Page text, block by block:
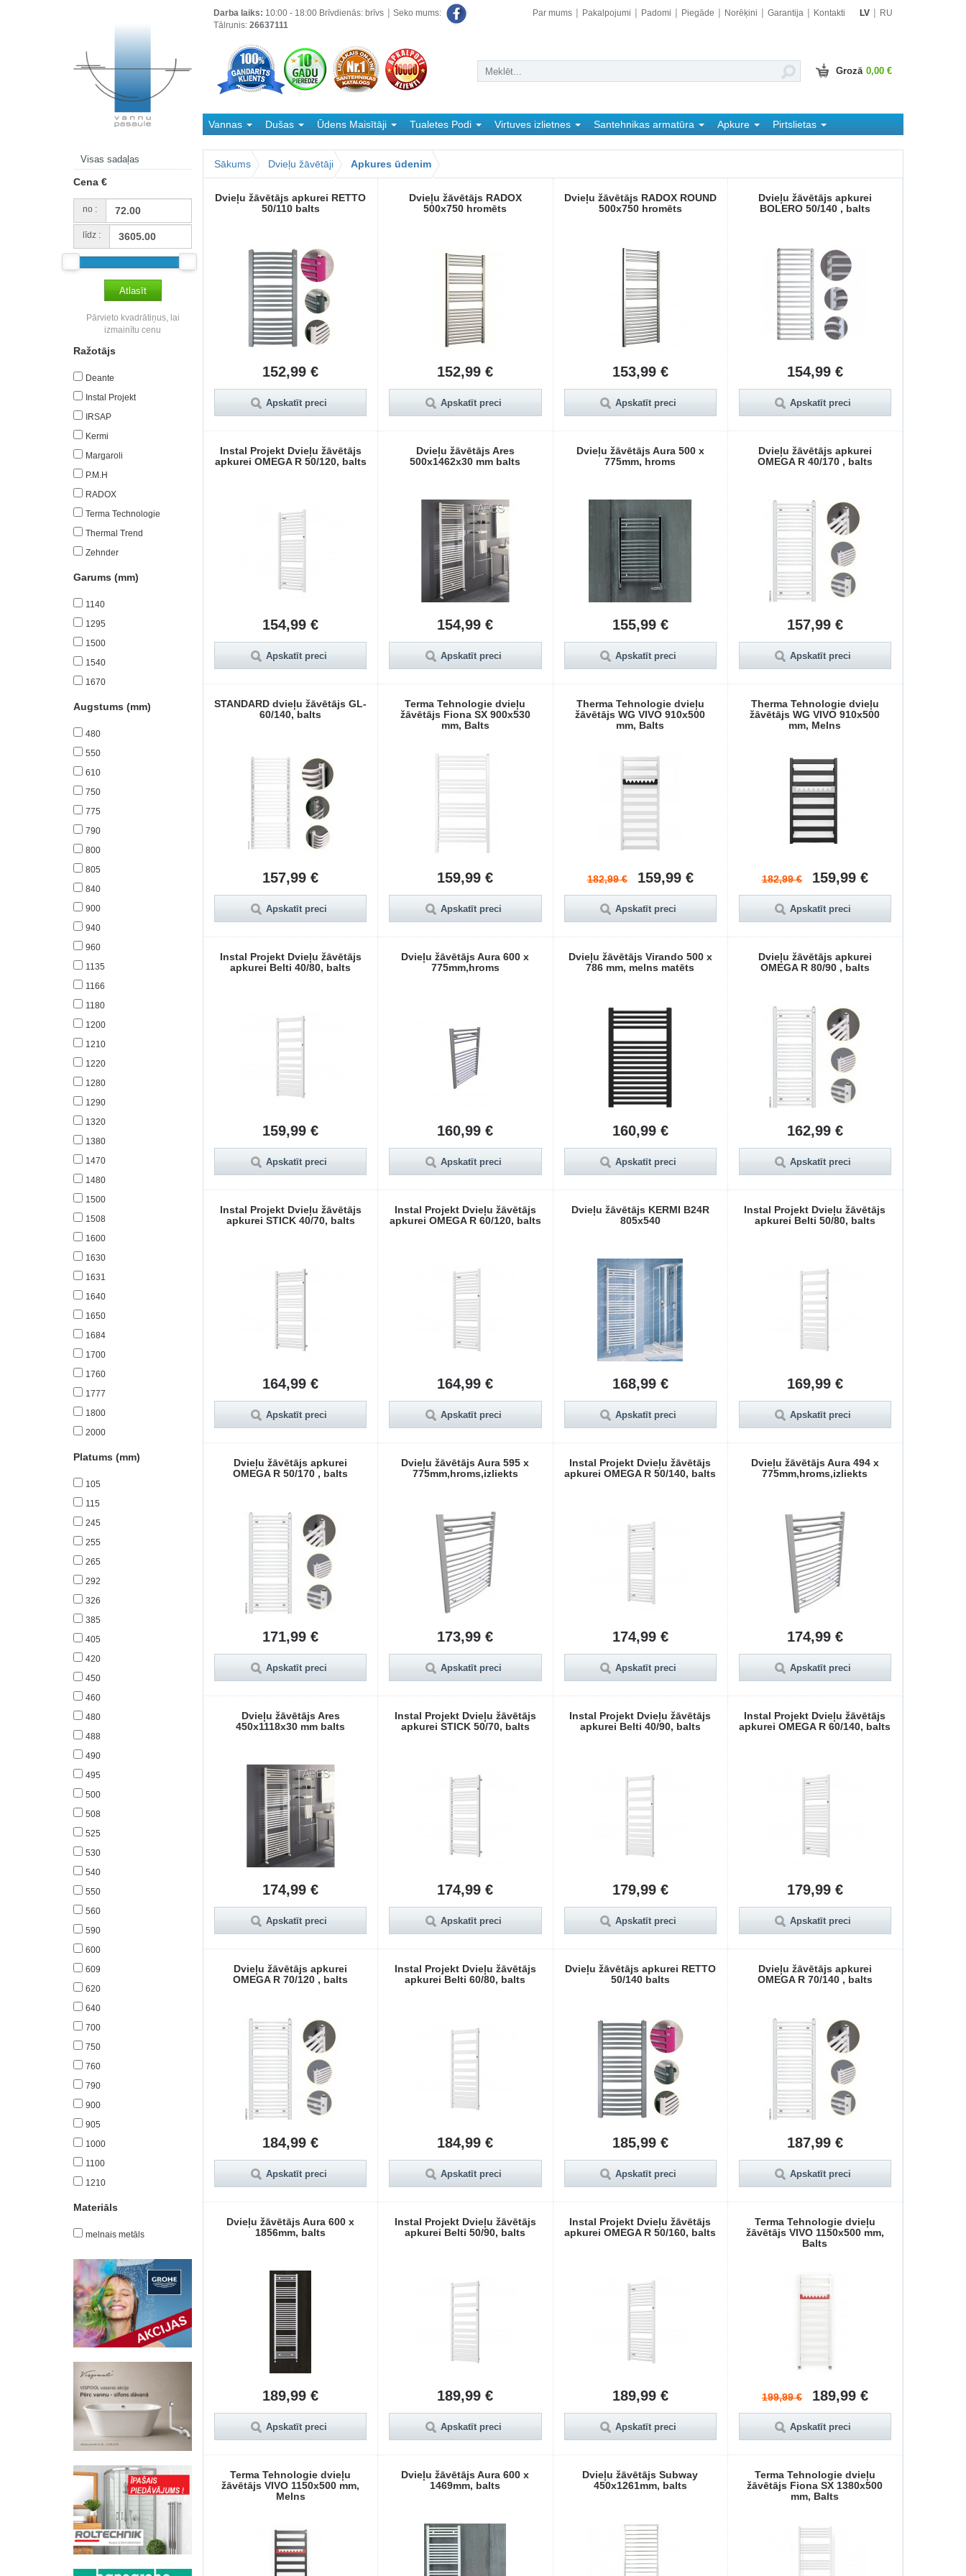
Visas sadaļas
Cena €
no :
līdz :
Pārvieto kvadrātiņus, lai
izmainītu cenu
Ražotājs
Deante
Instal Projekt
IRSAP
Kermi
Margaroli
P.M.H
RADOX
Terma Technologie
Thermal Trend
Zehnder
Garums (mm)
1140
1295
1500
1540
1670
Augstums (mm)
480
550
610
750
775
790
800
805
840
900
940
960
1135
1166
1180
1200
1210
1220
1280
1290
1320
1380
1470
1480
1500
1508
1600
1630
1631
1640
1650
1684
1700
1760
1777
1800
2000
Platums (mm)
105
115
245
255
265
292
326
385
405
420
450
460
480
488
490
495
500
508
525
530
540
550
560
590
600
609
620
640
700
750
760
790
900
905
1000
1100
1210
Materiāls
melnais metāls
Darba laiks: 10:00 - 18:00 Brīvdienās: brīvs
Tālrunis: 26637111
Seko mums: Par mums Pakalpojumi Padomi Piegāde Norēķini Garantija Kontakti LV RU
Grozā 0,00 €
Vannas Dušas Ūdens Maisītāji Tualetes Podi Virtuves izlietnes Santehnikas armatūra Apkure
Pirtslietas
Sākums
Dvieļu žāvētāji Apkures ūdenim
Dvieļu žāvētājs apkurei RETTO
50/110 balts
152,99 €
Apskatīt preci
Dvieļu žāvētājs RADOX
500x750 hromēts
152,99 €
Apskatīt preci
Dvieļu žāvētājs RADOX ROUND
500x750 hromēts
153,99 €
Apskatīt preci
Dvieļu žāvētājs apkurei
BOLERO 50/140 , balts
154,99 €
Apskatīt preci
Instal Projekt Dvieļu žāvētājs
apkurei OMEGA R 50/120, balts
154,99 €
Apskatīt preci
Dvieļu žāvētājs Ares
500x1462x30 mm balts
154,99 €
Apskatīt preci
Dvieļu žāvētājs Aura 500 x
775mm, hroms
155,99 €
Apskatīt preci
Dvieļu žāvētājs apkurei
OMEGA R 40/170 , balts
157,99 €
Apskatīt preci
STANDARD dvieļu žāvētājs GL-
60/140, balts
157,99 €
Apskatīt preci
Terma Tehnologie dvieļu
žāvētājs Fiona SX 900x530
mm, Balts
159,99 €
Apskatīt preci
Therma Tehnologie dvieļu
žāvētājs WG VIVO 910x500
mm, Balts
182,99 € 159,99 €
Apskatīt preci
Therma Tehnologie dvieļu
žāvētājs WG VIVO 910x500
mm, Melns
182,99 € 159,99 €
Apskatīt preci
Instal Projekt Dvieļu žāvētājs
apkurei Belti 40/80, balts
159,99 €
Apskatīt preci
Dvieļu žāvētājs Aura 600 x
775mm,hroms
160,99 €
Apskatīt preci
Dvieļu žāvētājs Virando 500 x
786 mm, melns matēts
160,99 €
Apskatīt preci
Dvieļu žāvētājs apkurei
OMEGA R 80/90 , balts
162,99 €
Apskatīt preci
Instal Projekt Dvieļu žāvētājs
apkurei STICK 40/70, balts
164,99 €
Apskatīt preci
Instal Projekt Dvieļu žāvētājs
apkurei OMEGA R 60/120, balts
164,99 €
Apskatīt preci
Dvieļu žāvētājs KERMI B24R
805x540
168,99 €
Apskatīt preci
Instal Projekt Dvieļu žāvētājs
apkurei Belti 50/80, balts
169,99 €
Apskatīt preci
Dvieļu žāvētājs apkurei
OMEGA R 50/170 , balts
171,99 €
Apskatīt preci
Dvieļu žāvētājs Aura 595 x
775mm,hroms,izliekts
173,99 €
Apskatīt preci
Instal Projekt Dvieļu žāvētājs
apkurei OMEGA R 50/140, balts
174,99 €
Apskatīt preci
Dvieļu žāvētājs Aura 494 x
775mm,hroms,izliekts
174,99 €
Apskatīt preci
Dvieļu žāvētājs Ares
450x1118x30 mm balts
174,99 €
Apskatīt preci
Instal Projekt Dvieļu žāvētājs
apkurei STICK 50/70, balts
174,99 €
Apskatīt preci
Instal Projekt Dvieļu žāvētājs
apkurei Belti 40/90, balts
179,99 €
Apskatīt preci
Instal Projekt Dvieļu žāvētājs
apkurei OMEGA R 60/140, balts
179,99 €
Apskatīt preci
Dvieļu žāvētājs apkurei
OMEGA R 70/120 , balts
184,99 €
Apskatīt preci
Instal Projekt Dvieļu žāvētājs
apkurei Belti 60/80, balts
184,99 €
Apskatīt preci
Dvieļu žāvētājs apkurei RETTO
50/140 balts
185,99 €
Apskatīt preci
Dvieļu žāvētājs apkurei
OMEGA R 70/140 , balts
187,99 €
Apskatīt preci
Dvieļu žāvētājs Aura 600 x
1856mm, balts
189,99 €
Apskatīt preci
Instal Projekt Dvieļu žāvētājs
apkurei Belti 50/90, balts
189,99 €
Apskatīt preci
Instal Projekt Dvieļu žāvētājs
apkurei OMEGA R 50/160, balts
189,99 €
Apskatīt preci
Terma Tehnologie dvieļu
žāvētājs VIVO 1150x500 mm,
Balts
199,99 € 189,99 €
Apskatīt preci
Terma Tehnologie dvieļu
žāvētājs VIVO 1150x500 mm,
Melns
Dvieļu žāvētājs Aura 600 x
1469mm, balts
Dvieļu žāvētājs Subway
450x1261mm, balts
Terma Tehnologie dvieļu
žāvētājs Fiona SX 1380x500
mm, Balts